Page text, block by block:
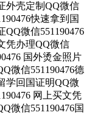
外壳定制QQ微信
快速拿到国
QQ微信551190476
凭办理QQ微信
国外烫金照片
微信551190476德
学回国证明QQ微
网上买文凭
微信551190476国